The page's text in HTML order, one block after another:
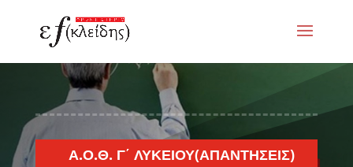
Α.Ο.Θ. Γ΄ ΛΥΚΕΊΟΥ(ΑΠΑΝΤΉΣΕΙΣ)